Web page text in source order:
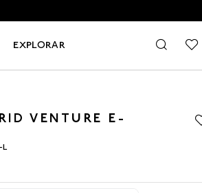
EXPLORAR
VENTURE E-
L